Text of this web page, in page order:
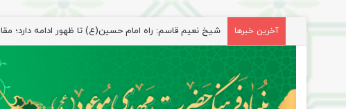
آخرین خبرها
شیخ نعیم قاسم: راه امام حسین(ع) تا ظهور ادامه دارد؛